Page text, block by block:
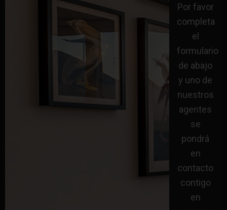
Por favor
completa
el
formulario
de abajo
y uno de
nuestros
agentes
se
pondrá
en
contacto
contigo
en